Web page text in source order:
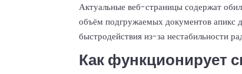
Актуальные веб-страницы содержат
объём подгружаемых документов апикс
быстродействия из-за нестабильности
Как функционирует